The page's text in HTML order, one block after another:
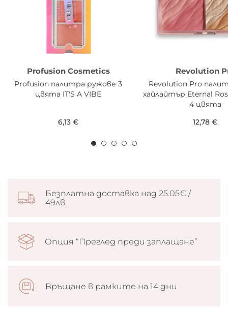
Profusion Cosmetics
Profusion палитра ружове 3
цвята IT'S A VIBE
6,13 €
Revolution
Revolution Pro
хайлайтър Eternal
4 цвята
12,78 €
Безплатна доставка над 25.05€ /
49лв.
Опция “Преглед преди заплащане”
Връщане в рамките на 14 дни